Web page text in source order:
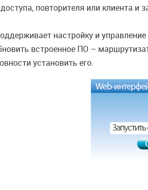
повторителя или клиента
настройку и
встроенное ПО –
установить его.